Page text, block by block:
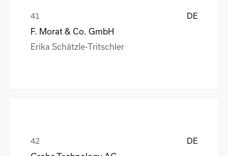
DE
F. Morat & Co. GmbH
Erika Schätzle-Tritschler
DE